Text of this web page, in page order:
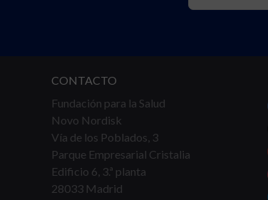
CONTACTO
Fundación para la Salud
Novo Nordisk
Vía de los Poblados, 3
Parque Empresarial Cristalia
Edificio 6, 3.ª planta
28033 Madrid